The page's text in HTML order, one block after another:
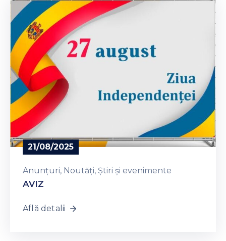
21/08/2025
Anunțuri‚ Noutăți‚ Știri și evenimente
AVIZ
Află detalii